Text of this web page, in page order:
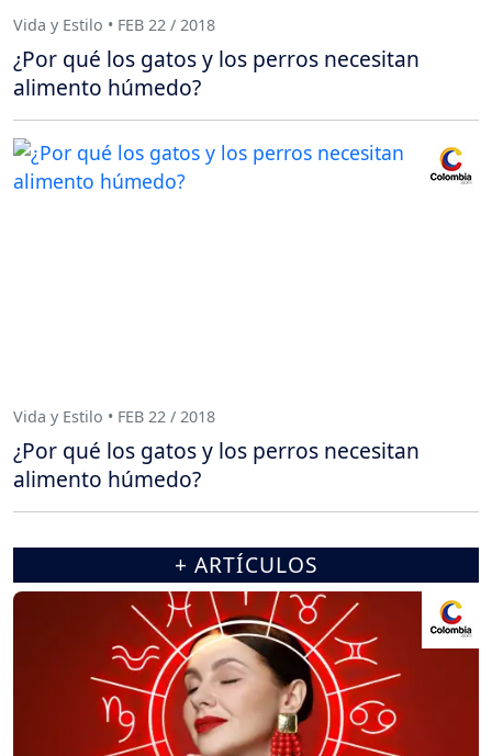
Vida y Estilo • FEB 22 / 2018
¿Por qué los gatos y los perros necesitan
alimento húmedo?
Vida y Estilo • FEB 22 / 2018
¿Por qué los gatos y los perros necesitan
alimento húmedo?
+ ARTÍCULOS